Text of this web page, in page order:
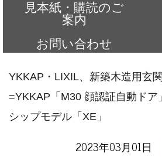
見本紙・購読のご
案内
お問い合わせ
YKKAP・LIXIL、新築木造用玄
=YKKAP「M30 顔認証自動ドア
シップモデル「XE」
2023年03月01日